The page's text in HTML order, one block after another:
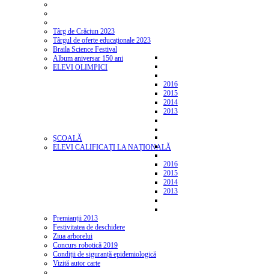
Târg de Crăciun 2023
Târgul de oferte educaționale 2023
Braila Science Festival
Album aniversar 150 ani
ELEVI OLIMPICI
2016
2015
2014
2013
ŞCOALĂ
ELEVI CALIFICAȚI LA NAȚIONALĂ
2016
2015
2014
2013
Premianții 2013
Festivitatea de deschidere
Ziua arborelui
Concurs robotică 2019
Condiții de siguranță epidemiologică
Vizită autor carte